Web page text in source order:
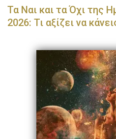
Τα Ναι και τα Όχι της
2026: Τι αξίζει να